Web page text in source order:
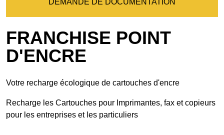
FRANCHISE POINT
D'ENCRE
Votre recharge écologique de cartouches d'encre
Recharge les Cartouches pour Imprimantes, fax et copieurs
pour les entreprises et les particuliers